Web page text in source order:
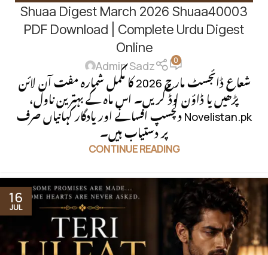
2026 ,SHUAA DIGEST,UNCATEGORIZED,URDU MONTHLY
DIGEST
Shuaa Digest March 2026 Shuaa40003
PDF Download | Complete Urdu Digest
Online
Admin Sadz 0
شعاع ڈائجسٹ مارچ 2026 کا مکمل شمارہ مفت آن لائن
پڑھیں یا ڈاؤن لوڈ کریں۔ اس ماہ کے بہترین ناول،
دلچسپ افسانے اور یادگار کہانیاں صرف Novelistan.pk
پر دستیاب ہیں۔
CONTINUE READING
16
JUL